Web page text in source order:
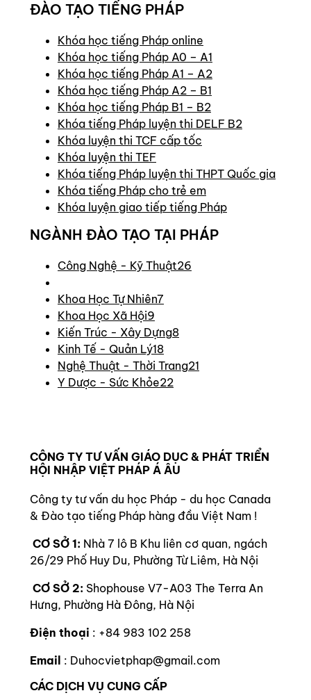
ĐÀO TẠO TIẾNG PHÁP
Khóa học tiếng Pháp online
Khóa học tiếng Pháp A0 – A1
Khóa học tiếng Pháp A1 – A2
Khóa học tiếng Pháp A2 – B1
Khóa học tiếng Pháp B1 – B2
Khóa tiếng Pháp luyện thi DELF B2
Khóa luyện thi TCF cấp tốc
Khóa luyện thi TEF
Khóa tiếng Pháp luyện thi THPT Quốc gia
Khóa tiếng Pháp cho trẻ em
Khóa luyện giao tiếp tiếng Pháp
NGÀNH ĐÀO TẠO TẠI PHÁP
Công Nghệ - Kỹ Thuật26
Khoa Học Tự Nhiên7
Khoa Học Xã Hội9
Kiến Trúc - Xây Dựng8
Kinh Tế - Quản Lý18
Nghệ Thuật - Thời Trang21
Y Dược - Sức Khỏe22
CÔNG TY TƯ VẤN GIÁO DỤC & PHÁT TRIỂN
HỘI NHẬP VIỆT PHÁP Á ÂU
Công ty tư vấn du học Pháp - du học Canada
& Đào tạo tiếng Pháp hàng đầu Việt Nam !
CƠ SỞ 1: Nhà 7 lô B Khu liên cơ quan, ngách
26/29 Phố Huy Du, Phường Từ Liêm, Hà Nội
CƠ SỞ 2: Shophouse V7-A03 The Terra An
Hưng, Phường Hà Đông, Hà Nội
Điện thoại : +84 983 102 258
Email : Duhocvietphap@gmail.com
CÁC DỊCH VỤ CUNG CẤP